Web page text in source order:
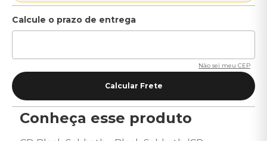
Não sei meu CEP
Conheça esse produto